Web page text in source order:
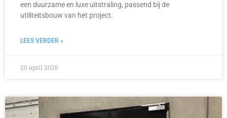
een duurzame en luxe uitstraling, passend bij de
utiliteitsbouw van het project.
LEES VERDER »
20 april 2026